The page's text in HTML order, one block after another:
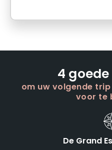
4
om uw volgende trip
voor te
De Grand